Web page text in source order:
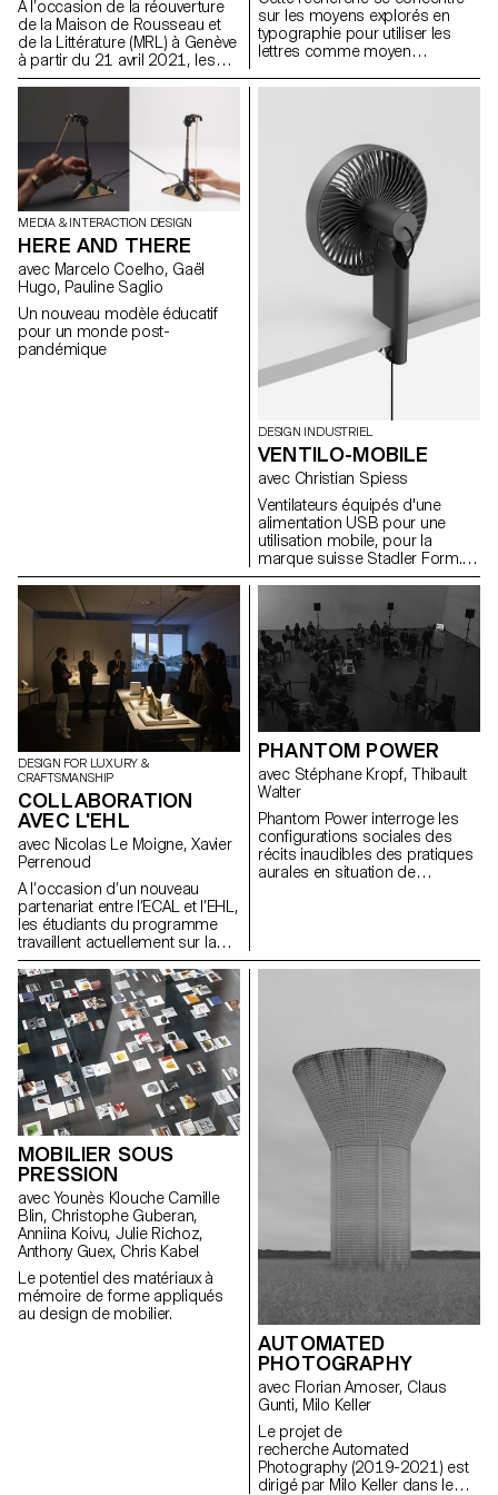
face à une difficulté majeure,
étant donné que les radicaux
changent en fonction des
éléments environnants,
s’adaptant toujours au
formes harmonieuses.
A l’occasion de la réouverture
de la Maison de Rousseau et
de la Littérature (MRL) à Genève
à partir du 21 avril 2021, les
étudiant·e·s du Master Cinéma
série de films dans le cadre
du Parcours Rousseau, lequel
a été scénographié par
l’architecte zurichois Tristan
Kobler du bureau Holzer Kobler
et co-scénarisé par deux
spécialistes de Rousseau –
Martin Rueff et Guillaume
Chenevière.
sur les moyens explorés en
typographie pour utiliser les
lettres comme moyen
valeur les qualités
MEDIA & INTERACTION DESIGN
HERE AND THERE
avec Marcelo Coelho, Gaël
Hugo, Pauline Saglio
Un nouveau modèle éducatif
pour un monde post-
pandémique
DESIGN INDUSTRIEL
VENTILO-MOBILE
avec Christian Spiess
Ventilateurs équipés d'une
alimentation USB pour une
utilisation mobile, pour la
marque suisse Stadler Form.
Stadler Form est une société
ventilateurs, humidificateurs,
purificateurs et d'autres
appareils de traitement de l'air.
Pour ce projet, les étudiant·e·s
de 2e année en Bachelor
Design Industriel, sous la
direction du designer Christian
Spiess, devaient fabriquer un
ventilateur "personnel", équipé
d'une alimentation USB pour
une utilisation mobile. Ils ont dû
scénarios et contextes dans
lesquels un petit ventilateur
serait utile. Ils étaient libres
d'explorer différents scénarios
devaient répondre aux normes
produits existants. Vidéo ECAL x
Stadler Form - Agnes Murmann
Vidéo ECAL x Stadler Form -
Alex Nguyen Vidéo ECAL x
Stadler Form - Stéphane
Mischler Vidéo ECAL x Stadler
Form - Lucie Herter Vidéo ECAL
x Stadler Form - Alexandre
Desarzens Vidéo ECAL x
Stadler Form - Constance
DESIGN FOR LUXURY &
CRAFTSMANSHIP
COLLABORATION
AVEC L'EHL
avec Nicolas Le Moigne, Xavier
Perrenoud
A l’occasion d’un nouveau
partenariat entre l’ECAL et l’EHL,
les étudiants du programme
travaillent actuellement sur la
thématique du fromage à
travers trois situations
spécifiques : la cave à fromage,
le chariot et la dégustation à
table.
PHANTOM POWER
avec Stéphane Kropf, Thibault
Walter
Phantom Power interroge les
configurations sociales des
récits inaudibles des pratiques
aurales en situation de
MOBILIER SOUS
PRESSION
avec Younès Klouche Camille
Blin, Christophe Guberan,
Anniina Koivu, Julie Richoz,
Anthony Guex, Chris Kabel
Le potentiel des matériaux à
mémoire de forme appliqués
au design de mobilier.
AUTOMATED
PHOTOGRAPHY
avec Florian Amoser, Claus
Gunti, Milo Keller
Le projet de
recherche Automated
Photography (2019-2021) est
dirigé par Milo Keller dans le